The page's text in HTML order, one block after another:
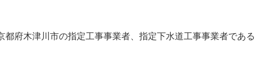
都府木津川市の指定工事事業者、指定下水道工事事業者である